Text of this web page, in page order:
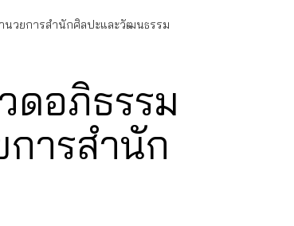
นวยการสำนักศิลปะและวัฒนธรรม
ดอภิธรรม
ารสำนัก